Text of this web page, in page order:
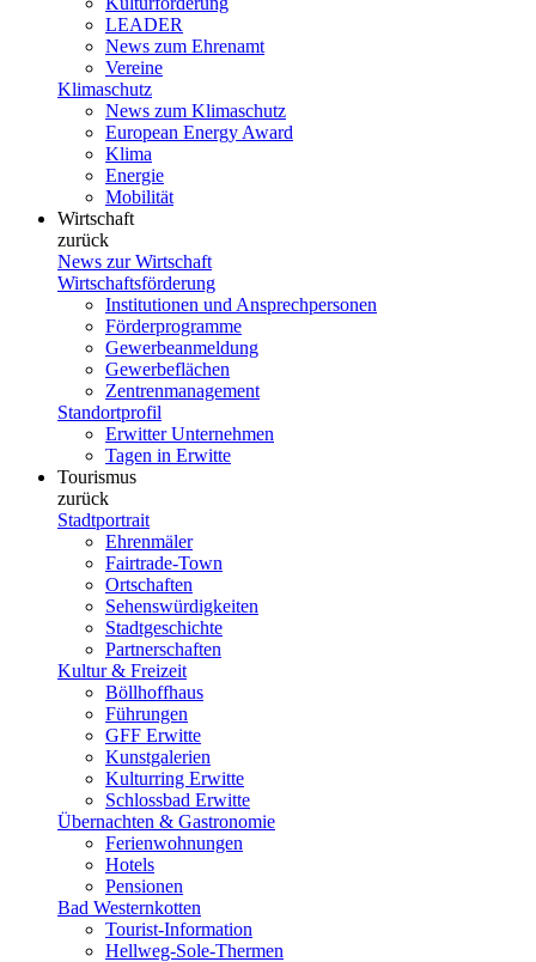
LEADER
News zum Ehrenamt
Vereine
Klimaschutz
News zum Klimaschutz
European Energy Award
Klima
Energie
Mobilität
Wirtschaft
zurück
News zur Wirtschaft
Wirtschaftsförderung
Institutionen und Ansprechpersonen
Förderprogramme
Gewerbeanmeldung
Gewerbeflächen
Zentrenmanagement
Standortprofil
Erwitter Unternehmen
Tagen in Erwitte
Tourismus
zurück
Stadtportrait
Ehrenmäler
Fairtrade-Town
Ortschaften
Sehenswürdigkeiten
Stadtgeschichte
Partnerschaften
Kultur & Freizeit
Böllhoffhaus
Führungen
GFF Erwitte
Kunstgalerien
Kulturring Erwitte
Schlossbad Erwitte
Übernachten & Gastronomie
Ferienwohnungen
Hotels
Pensionen
Bad Westernkotten
Tourist-Information
Hellweg-Sole-Thermen